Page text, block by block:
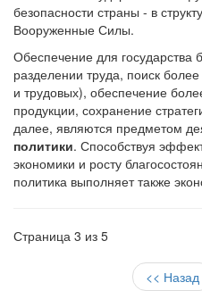
безопасности страны - в
Вооруженные Силы.
Обеспечение для государства
разделении труда, поиск
и трудовых), обеспечение
продукции, сохранение
далее, являются предметом
политики. Способствуя
экономики и росту
политика выполняет также
Страница 3 из 5
<< Назад